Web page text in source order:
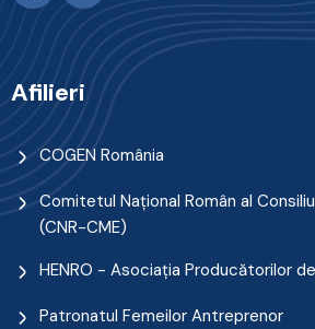
Afilieri
COGEN România
Comitetul Naţional Român al
(CNR-CME)
HENRO - Asociația Producătorilor
Patronatul Femeilor Antreprenor